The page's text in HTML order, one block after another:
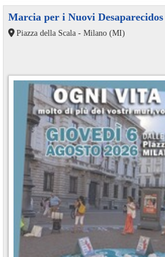
Marcia per i Nuovi Desaparecidos
Piazza della Scala - Milano (MI)